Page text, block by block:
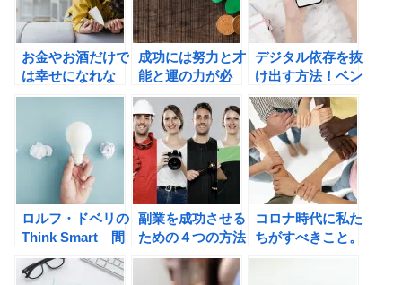
お金やお酒だけで
は幸せになれな
い!スコット・ギ
ーヨーク大学人気
講義
HAPPINESS(ハ
ピネス): GAFA時
代の人生戦略の書
評
成功には努力と才
能と運の力が必
要？
デジタル依存を抜
け出す方法！ベン
ジャミン・ハーデ
ィのFULL
POWER 科学が
証明した自分を変
える最強戦略の書
ロルフ・ドベリの
Think Smart 間
違った思い込みを
避けて、賢く生き
副業を成功させる
ための４つの方法
コロナ時代に私た
ちがすべきこと。
多様なネットワー